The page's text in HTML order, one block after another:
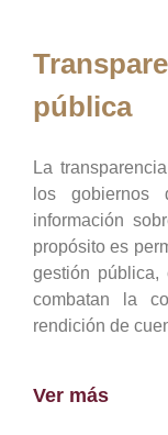
pública
La
los
información
propósito es
gestión pública,
combatan la
rendición de
Ver más